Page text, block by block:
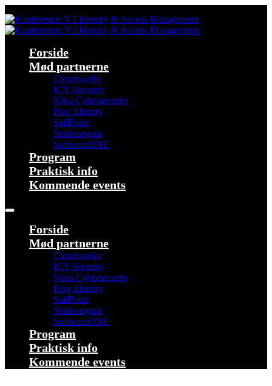
Forside
Mød partnerne
Cloudworks
ICY Security
Nixu Cybersecurity
Ping Identity
SailPoint
Senhasegura
SoftwareONE
Program
Praktisk info
Kommende events
Forside
Mød partnerne
Cloudworks
ICY Security
Nixu Cybersecurity
Ping Identity
SailPoint
Senhasegura
SoftwareONE
Program
Praktisk info
Kommende events